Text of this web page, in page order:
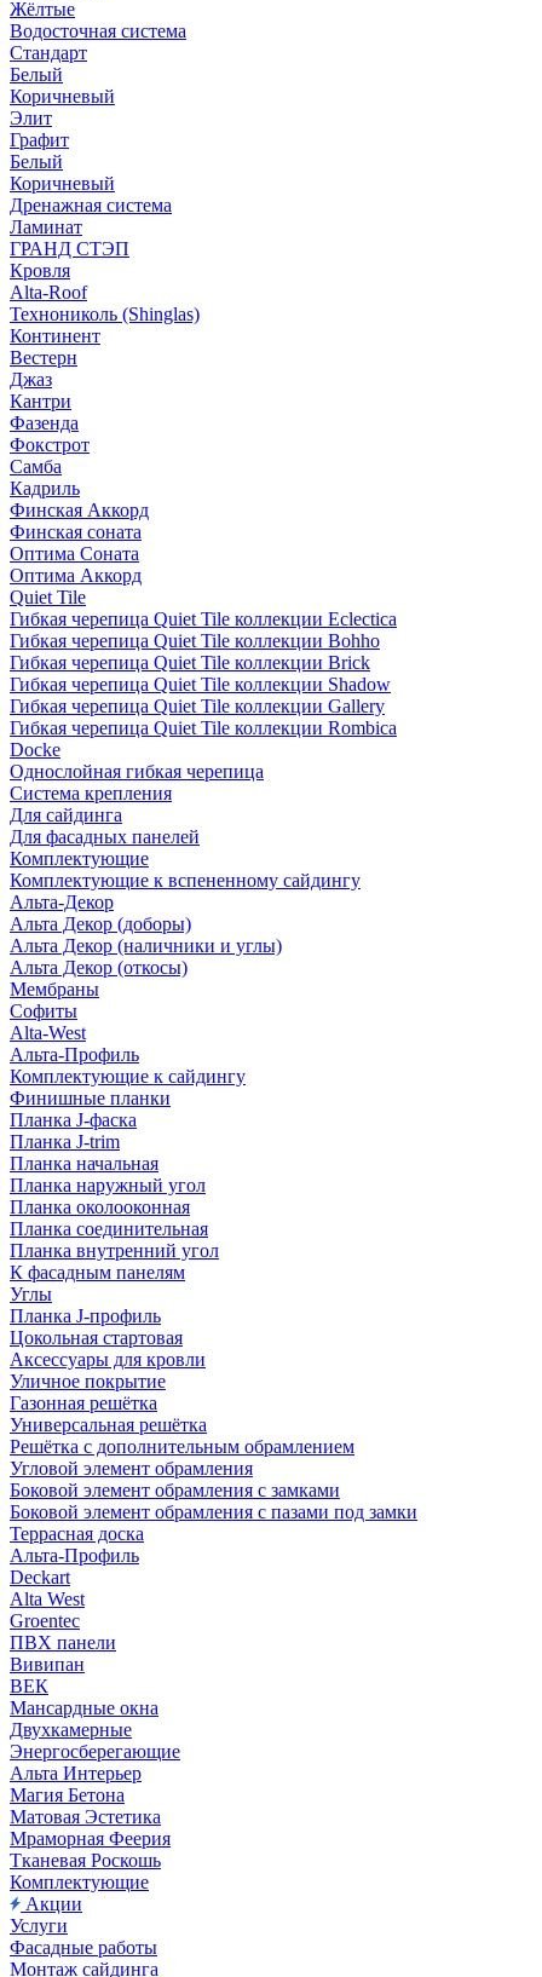
Жёлтые
Водосточная система
Стандарт
Белый
Коричневый
Элит
Графит
Белый
Коричневый
Дренажная система
Ламинат
ГРАНД СТЭП
Кровля
Alta-Roof
Технониколь (Shinglas)
Континент
Вестерн
Джаз
Кантри
Фазенда
Фокстрот
Самба
Кадриль
Финская Аккорд
Финская соната
Оптима Соната
Оптима Аккорд
Quiet Tile
Гибкая черепица Quiet Tile коллекции Eclectica
Гибкая черепица Quiet Tile коллекции Bohho
Гибкая черепица Quiet Tile коллекции Brick
Гибкая черепица Quiet Tile коллекции Shadow
Гибкая черепица Quiet Tile коллекции Gallery
Гибкая черепица Quiet Tile коллекции Rombica
Docke
Однослойная гибкая черепица
Система крепления
Для сайдинга
Для фасадных панелей
Комплектующие
Комплектующие к вспененному сайдингу
Альта-Декор
Альта Декор (доборы)
Альта Декор (наличники и углы)
Альта Декор (откосы)
Мембраны
Софиты
Alta-West
Альта-Профиль
Комплектующие к сайдингу
Финишные планки
Планка J-фаска
Планка J-trim
Планка начальная
Планка наружный угол
Планка околооконная
Планка соединительная
Планка внутренний угол
К фасадным панелям
Углы
Планка J-профиль
Цокольная стартовая
Аксессуары для кровли
Уличное покрытие
Газонная решётка
Универсальная решётка
Решётка с дополнительным обрамлением
Угловой элемент обрамления
Боковой элемент обрамления с замками
Боковой элемент обрамления с пазами под замки
Террасная доска
Альта-Профиль
Deckart
Alta West
Groentec
ПВХ панели
Вивипан
ВЕК
Мансардные окна
Двухкамерные
Энергосберегающие
Альта Интерьер
Магия Бетона
Матовая Эстетика
Мраморная Феерия
Тканевая Роскошь
Комплектующие
Акции
Услуги
Фасадные работы
Монтаж сайдинга